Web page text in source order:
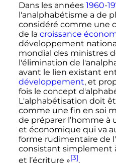
Dans les années 1960-
l'analphabétisme a de
considéré comme une
de la croissance
développement
mondial des ministres
l'élimination de
avant le lien existant
développement, et
fois le concept
L'alphabétisation doit
comme une fin en soi
de préparer l’homme à
et économique qui va
forme rudimentaire de
consistant simplement
et l’écriture »[3].